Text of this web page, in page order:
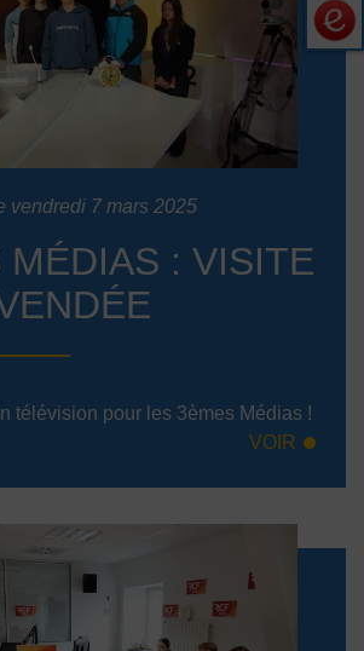
vendredi 7 mars 2025
MÉDIAS : VISITE
télévision pour les 3èmes Médias !
VOIR